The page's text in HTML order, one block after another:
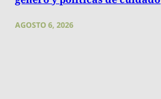
AGOSTO 6, 2026